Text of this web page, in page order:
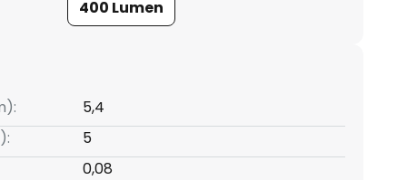
400 Lumen
5,4
5
0,08